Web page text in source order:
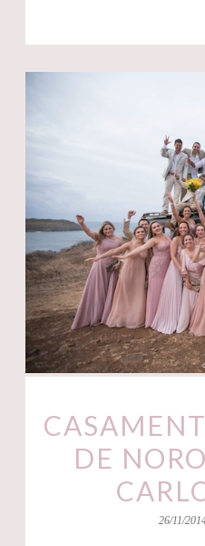
DE
26/11/